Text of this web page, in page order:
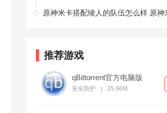
推荐游戏
qBittorrent官方电脑版
安全防护 25.96M